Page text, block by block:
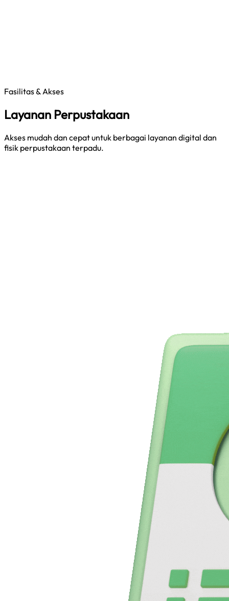
Fasilitas & Akses
Layanan Perpustakaan
Akses mudah dan cepat untuk berbagai layanan digital dan
fisik perpustakaan terpadu.